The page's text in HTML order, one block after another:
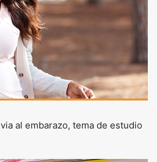
al embarazo, tema de estudio